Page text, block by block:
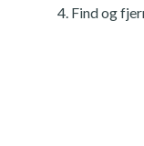
Find og